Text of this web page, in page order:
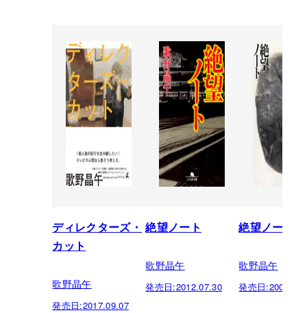
ディレクターズ・
カット
歌野晶午
発売日:2017.09.07
絶望ノート
歌野晶午
発売日:2012.07.30
絶望ノート
歌野晶午
発売日: